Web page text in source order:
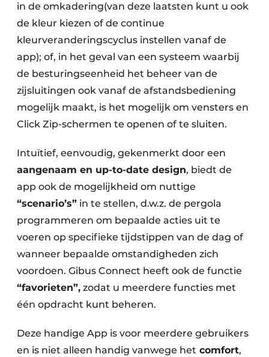
in de omkadering(van deze laatsten kunt u ook
de kleur kiezen of de continue
kleurveranderingscyclus instellen vanaf de
app); of, in het geval van een systeem waarbij
de besturingseenheid het beheer van de
zijsluitingen ook vanaf de afstandsbediening
mogelijk maakt, is het mogelijk om vensters en
Click Zip-schermen te openen of te sluiten.
Intuïtief, eenvoudig, gekenmerkt door een
aangenaam en up-to-date design, biedt de
app ook de mogelijkheid om nuttige
“scenario’s” in te stellen, d.w.z. de pergola
programmeren om bepaalde acties uit te
voeren op specifieke tijdstippen van de dag of
wanneer bepaalde omstandigheden zich
voordoen. Gibus Connect heeft ook de functie
“favorieten”, zodat u meerdere functies met
één opdracht kunt beheren.
Deze handige App is voor meerdere gebruikers
en is niet alleen handig vanwege het comfort,